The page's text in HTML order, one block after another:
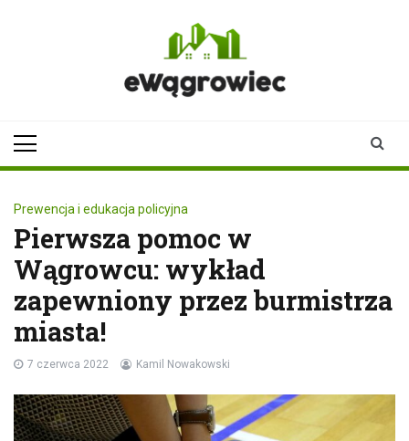
Prewencja i edukacja policyjna
Pierwsza pomoc w
Wągrowcu: wykład
zapewniony przez burmistrza
miasta!
7 czerwca 2022 Kamil Nowakowski